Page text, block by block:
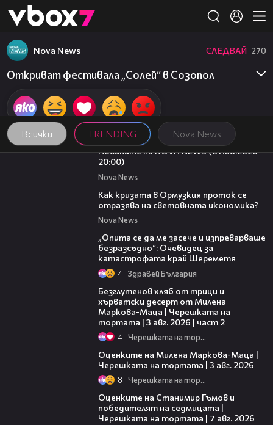
👾
Всички TRENDING Nova News
Nova News СЛЕДВАЙ 270
Откриват фестивала „Солей“ в Созопол
22:56
Новините на NOVA NEWS (07.08.2026 -
20:00)
Nova News
Как кризата в Ормузкия проток се
отразява на световната икономика?
Nova News
„Опита се да ме засече и изпреварваше
безразсъдно“: Очевидец за
катастрофата край Шереметя
4 Здравей България
Безглутенов хляб от трици и
хърватски десерт от Милена
Маркова-Маца | Черешката на
тортата | 3 авг. 2026 | част 2
4 Черешката на тортата
Оценките на Милена Маркова-Маца |
Черешката на тортата | 3 авг. 2026
8 Черешката на тортата
Оценките на Станимир Гъмов и
победителят на седмицата |
Черешката на тортата | 7 авг. 2026